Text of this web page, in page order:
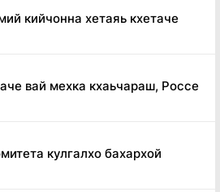
кийчонна хетаяь кхетаче
вай мехка кхаьчараш, Россе
кулгалхо бахархой